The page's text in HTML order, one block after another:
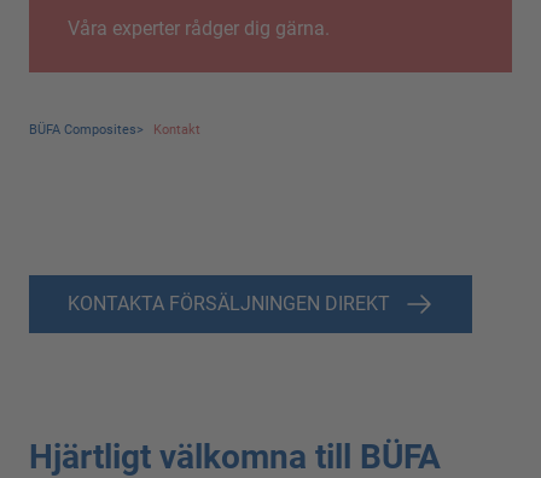
Våra experter rådger dig gärna.
BÜFA Composites> Kontakt
KONTAKTA FÖRSÄLJNINGEN DIREKT
Hjärtligt välkomna till BÜFA